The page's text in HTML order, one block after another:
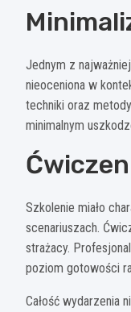
Jednym z
nieoceniona w
techniki oraz
minimalnym
Szkolenie miało
scenariuszach.
strażacy.
poziom gotowości
Całość wydarzenia